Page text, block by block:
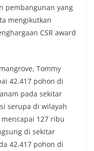
pembangunan yang
mengikutkan
CSR award
Tommy
42.417 pohon di
pada sekitar
serupa di wilayah
127 ribu
di sekitar
42.417 pohon di